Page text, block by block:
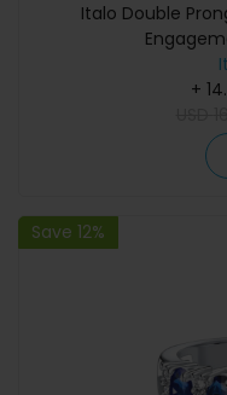
Italo Double
+
Save 12%